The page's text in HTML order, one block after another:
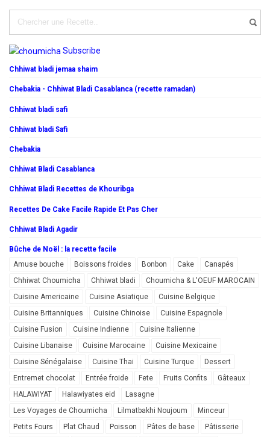
Subscribe
Chhiwat bladi jemaa shaim
Chebakia - Chhiwat Bladi Casablanca (recette ramadan)
Chhiwat bladi safi
Chhiwat bladi Safi
Chebakia
Chhiwat Bladi Casablanca
Chhiwat Bladi Recettes de Khouribga
Recettes De Cake Facile Rapide Et Pas Cher
Chhiwat Bladi Agadir
Bûche de Noël : la recette facile
Amuse bouche
Boissons froides Bonbon Cake
Canapés
Chhiwat Choumicha
Chhiwat bladi
Choumicha & L'OEUF MAROCAIN
Cuisine Americaine
Cuisine Asiatique
Cuisine Belgique
Cuisine Britanniques
Cuisine Chinoise
Cuisine Espagnole
Cuisine Fusion
Cuisine Indienne
Cuisine Italienne
Cuisine Libanaise
Cuisine Marocaine
Cuisine Mexicaine
Cuisine Sénégalaise
Cuisine Thai Cuisine Turque
Dessert
Entremet chocolat
Entrée froide Fete Fruits Confits
Gâteaux
HALAWIYAT
Halawiyates eid
Lasagne
Les Voyages de Choumicha
Lilmatbakhi Noujoum
Minceur
Petits Fours
Plat Chaud Poisson Pâtes de base Pâtisserie